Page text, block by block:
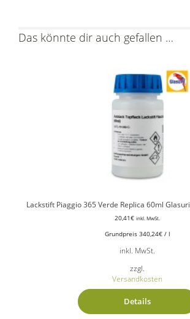
Das könnte dir auch gefallen …
Lackstift Piaggio 365 Verde Replica 60ml
20,41€ inkl. MwSt.
Grundpreis 340,24€/ l
inkl. MwSt.
zzgl.
Versandkosten
Details